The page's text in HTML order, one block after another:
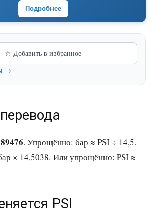
Подробнее
☆ Добавить в избранное
→
. Упрощённо: бар ≈ PSI ÷ 14,5.
× 14,5038. Или упрощённо: PSI ≈
PSI